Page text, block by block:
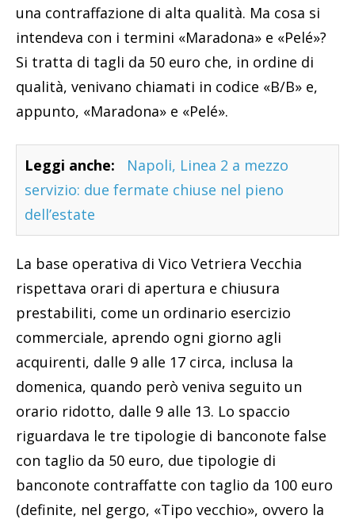
una contraffazione di alta qualità. Ma cosa si
intendeva con i termini «Maradona» e «Pelé»?
Si tratta di tagli da 50 euro che, in ordine di
qualità, venivano chiamati in codice «B/B» e,
appunto, «Maradona» e «Pelé».
Leggi anche:
Napoli, Linea 2 a mezzo
servizio: due fermate chiuse nel pieno
dell’estate
La base operativa di Vico Vetriera Vecchia
rispettava orari di apertura e chiusura
prestabiliti, come un ordinario esercizio
commerciale, aprendo ogni giorno agli
acquirenti, dalle 9 alle 17 circa, inclusa la
domenica, quando però veniva seguito un
orario ridotto, dalle 9 alle 13. Lo spaccio
riguardava le tre tipologie di banconote false
con taglio da 50 euro, due tipologie di
banconote contraffatte con taglio da 100 euro
(definite, nel gergo, «Tipo vecchio», ovvero la